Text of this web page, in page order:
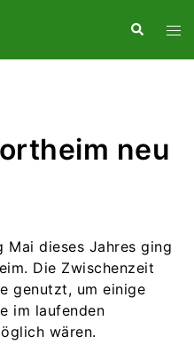
Suche
neu
Mai dieses Jahres ging
Die Zwischenzeit
genutzt, um einige
im laufenden
wären.